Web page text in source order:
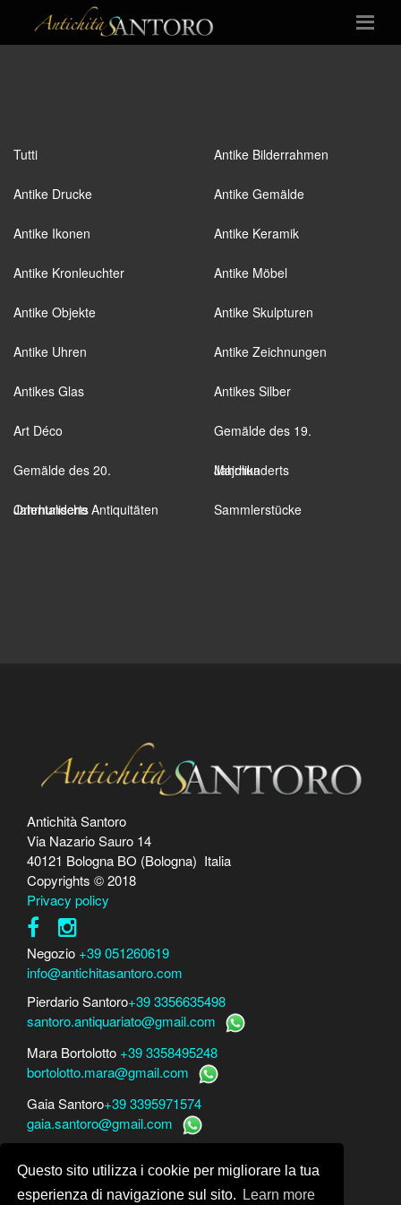
Questo sito utilizza i cookie per migliorare la tua
esperienza di navigazione sul sito.
Learn more
Tutti Antike Bilderrahmen
Antike Drucke Antike Gemälde
Antike Ikonen Antike Keramik
Antike Kronleuchter Antike Möbel
Antike Objekte Antike Skulpturen
Antike Uhren Antike Zeichnungen
Antikes Glas Antikes Silber
Art Déco Gemälde des 19.
Jahrhunderts
Gemälde des 20.
Jahrhunderts
Majolika
Orientalische Antiquitäten Sammlerstücke
Antichità Santoro
Via Nazario Sauro 14
40121 Bologna BO (Bologna) Italia
Copyrights © 2018
Privacy policy
Negozio +39 051260619
info@antichitasantoro.com
Pierdario Santoro+39 3356635498
santoro.antiquariato@gmail.com
Mara Bortolotto +39 3358495248
bortolotto.mara@gmail.com
Gaia Santoro+39 3395971574
gaia.santoro@gmail.com
Mara Bortolottowww.perito-arte-antiquariato.it
Dario Santorowww.peritoarte.info